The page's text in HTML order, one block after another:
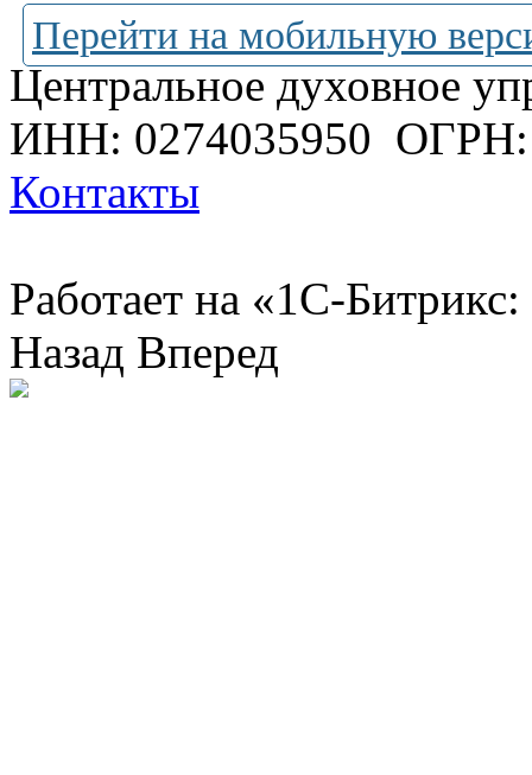
Перейти на мобильную
Центральное духовное
ИНН: 0274035950 ОГРН:
Контакты
Работает на «1С-
Назад Вперед